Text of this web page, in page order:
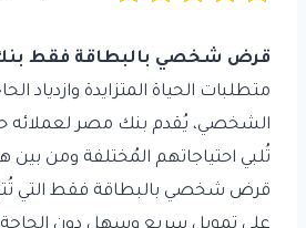
قرض شخصي بالبطاقة فقط
متطلبات الحياة المتزايدة وازدياد
الشخصي، يُقدم بنك مصر لعملائه
تُلبي احتياجاتهم المُختلفة ومن بين
قرض شخصي بالبطاقة فقط التي